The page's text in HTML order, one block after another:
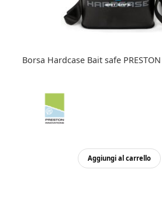
Borsa Hardcase Bait safe
Aggiungi al carrello